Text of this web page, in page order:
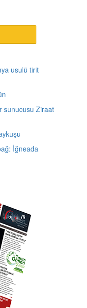
usulü tirit
sunucusu Ziraat
İğneada